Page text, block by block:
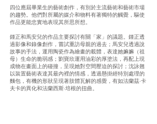
四位應屆畢業生的藝術創作，有別於主流藝術和藝術市場
的趨勢。他們對所屬的媒介和物料有著獨特的觸覺，驅使
作品更能忠實地表現其所思所想。
鍾正和馬安兒的作品主要探討有關「家」的議題。鍾正透
過影像和錄像創作，嘗試重訪母親的過去；馬安兒透過說
故事的手法，運用陶瓷作為繪畫的載體，表達她嫲嫲（祖
母）生命的脆弱感；劉寶欣運用油彩的厚塗法，再配上現
成物在畫面上的碰撞，呈現她對空間壓迫的探討；沈詠翹
以裝置藝術表達其最內裡的情感，透過懸掛經特別處理的
麵包，有機的形狀呈現著肢體瓦解的感覺，有如法蘭茲‧卡
夫卡的異化和法蘭西斯‧培根的扭曲。